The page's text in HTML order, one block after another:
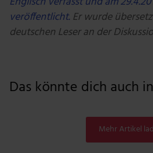
veröffentlicht. Er wurde
deutschen Leser an der
Das könnte dich auch
Mehr Artikel